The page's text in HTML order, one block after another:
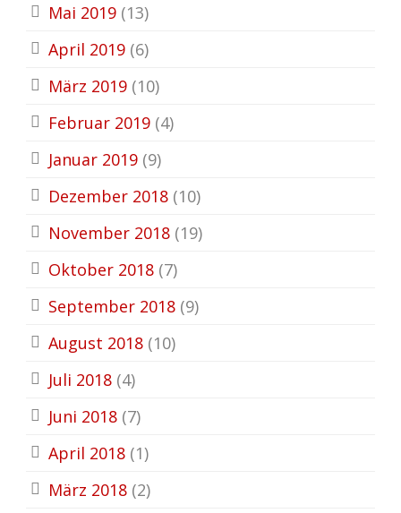
Mai 2019 (13)
April 2019 (6)
März 2019 (10)
Februar 2019 (4)
Januar 2019 (9)
Dezember 2018 (10)
November 2018 (19)
Oktober 2018 (7)
September 2018 (9)
August 2018 (10)
Juli 2018 (4)
Juni 2018 (7)
April 2018 (1)
März 2018 (2)